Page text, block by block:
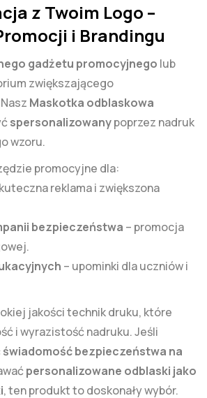
z Twoim Logo –
i Brandingu
gadżetu promocyjnego lub
zwiększającego
Maskotka odblaskowa
spersonalizowanypoprzez nadruk
wzoru.
promocyjne dla:
reklama i zwiększona
bezpieczeństwa – promocja
– upominki dla uczniów i
jakości technik druku, które
i wyrazistość nadruku. Jeśli
świadomość bezpieczeństwa na
personalizowane odblaski jako
, ten produkt to doskonały wybór.